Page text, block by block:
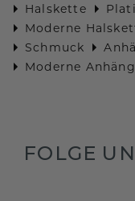
Halskette
Moderne
Schmuck
Moderne
FOLGE